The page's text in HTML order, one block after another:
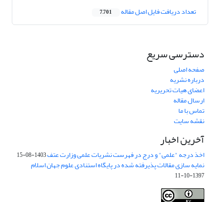
تعداد دریافت فایل اصل مقاله 7,701
دسترسی سریع
صفحه اصلی
درباره نشریه
اعضای هیات تحریریه
ارسال مقاله
تماس با ما
نقشه سایت
آخرین اخبار
اخذ درجه "علمی" و درج در فهرست نشریات علمی وزارت عتف1403-08-15
نمایه سازی مقالات پذیرفته شده در پایگاه استنادی علوم جهان اسلام
1397-10-11